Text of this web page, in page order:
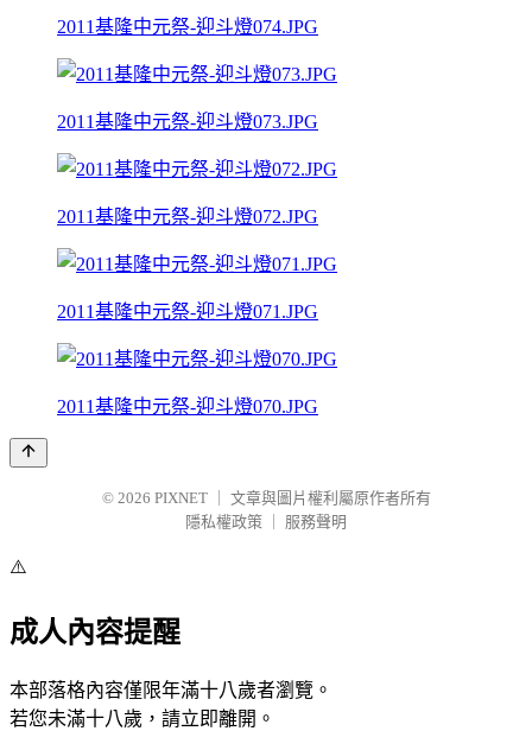
2011基隆中元祭-迎斗燈074.JPG
2011基隆中元祭-迎斗燈073.JPG
2011基隆中元祭-迎斗燈072.JPG
2011基隆中元祭-迎斗燈071.JPG
2011基隆中元祭-迎斗燈070.JPG
© 2026 PIXNET
文章與圖片權利屬原作者所有
隱私權政策
服務聲明
⚠️
成人內容提醒
本部落格內容僅限年滿十八歲者瀏覽。
若您未滿十八歲，請立即離開。